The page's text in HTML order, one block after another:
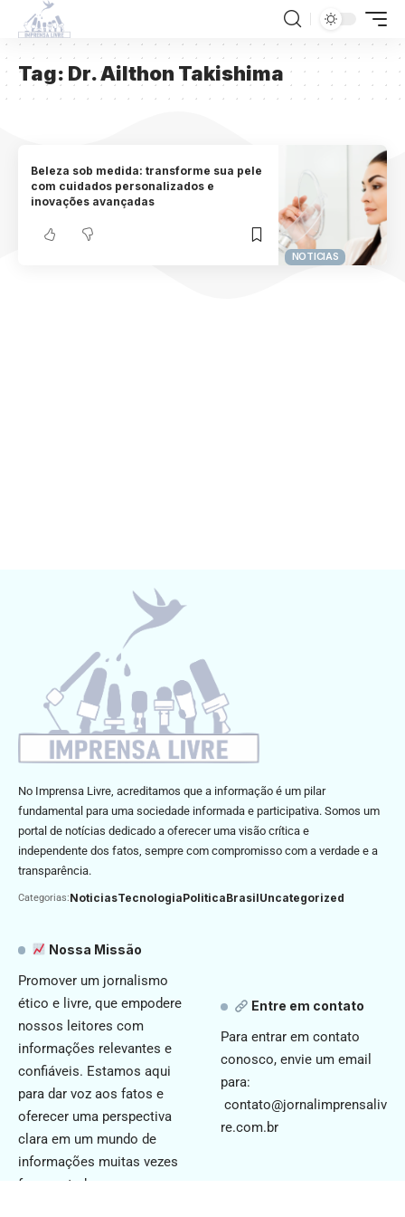
Tag: Dr. Ailthon Takishima
NOTICIAS
Beleza sob medida: transforme sua pele
com cuidados personalizados e
inovações avançadas
No Imprensa Livre, acreditamos que a informação é um pilar
fundamental para uma sociedade informada e participativa. Somos um
portal de notícias dedicado a oferecer uma visão crítica e
independente dos fatos, sempre com compromisso com a verdade e a
transparência.
Categorias:NoticiasTecnologiaPoliticaBrasilUncategorized
Nossa Missão
Promover um jornalismo
ético e livre, que empodere
nossos leitores com
informações relevantes e
confiáveis. Estamos aqui
para dar voz aos fatos e
oferecer uma perspectiva
clara em um mundo de
informações muitas vezes
fragmentadas.
Entre em contato
Para entrar em contato
conosco, envie um email
para:
contato@jornalimprensaliv
re.com.br